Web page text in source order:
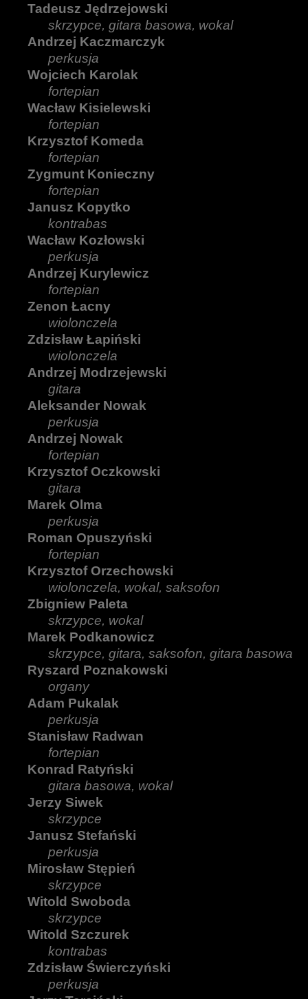
Tadeusz Jędrzejowski
skrzypce, gitara basowa, wokal
Andrzej Kaczmarczyk
perkusja
Wojciech Karolak
fortepian
Wacław Kisielewski
fortepian
Krzysztof Komeda
fortepian
Zygmunt Konieczny
fortepian
Janusz Kopytko
kontrabas
Wacław Kozłowski
perkusja
Andrzej Kurylewicz
fortepian
Zenon Łacny
wiolonczela
Zdzisław Łapiński
wiolonczela
Andrzej Modrzejewski
gitara
Aleksander Nowak
perkusja
Andrzej Nowak
fortepian
Krzysztof Oczkowski
gitara
Marek Olma
perkusja
Roman Opuszyński
fortepian
Krzysztof Orzechowski
wiolonczela, wokal, saksofon
Zbigniew Paleta
skrzypce, wokal
Marek Podkanowicz
skrzypce, gitara, saksofon, gitara basowa
Ryszard Poznakowski
organy
Adam Pukalak
perkusja
Stanisław Radwan
fortepian
Konrad Ratyński
gitara basowa, wokal
Jerzy Siwek
skrzypce
Janusz Stefański
perkusja
Mirosław Stępień
skrzypce
Witold Swoboda
skrzypce
Witold Szczurek
kontrabas
Zdzisław Świerczyński
perkusja